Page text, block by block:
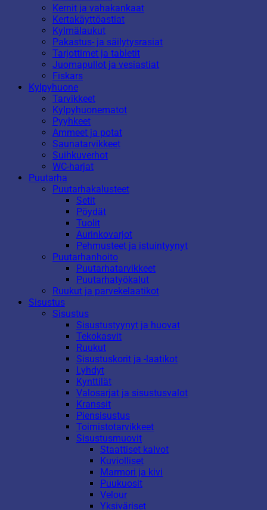
Kernit ja vahakankaat
Kertakäyttöastiat
Kylmälaukut
Pakastus- ja säilytysrasiat
Tarjottimet ja tabletit
Juomapullot ja vesiastiat
Fiskars
Kylpyhuone
Tarvikkeet
Kylpyhuonematot
Pyyhkeet
Ammeet ja potat
Saunatarvikkeet
Suihkuverhot
WC-harjat
Puutarha
Puutarhakalusteet
Setit
Pöydät
Tuolit
Aurinkovarjot
Pehmusteet ja istuintyynyt
Puutarhanhoito
Puutarhatarvikkeet
Puutarhatyökalut
Ruukut ja parvekelaatikot
Sisustus
Sisustus
Sisustustyynyt ja huovat
Tekokasvit
Ruukut
Sisustuskorit ja -laatikot
Lyhdyt
Kynttilät
Valosarjat ja sisustusvalot
Kranssit
Piensisustus
Toimistotarvikkeet
Sisustusmuovit
Staattiset kalvot
Kuviolliset
Marmori ja kivi
Puukuosit
Velour
Yksiväriset